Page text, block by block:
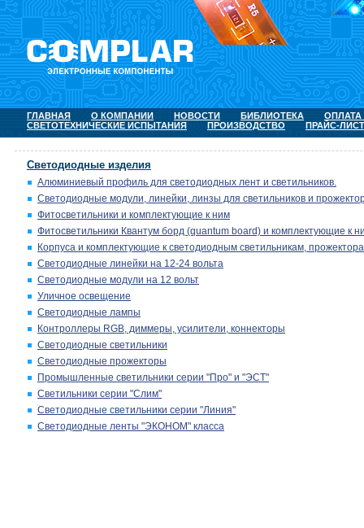
ГЛАВНАЯ О КОМПАНИИ НОВОСТИ БИБЛИОТЕКА
ОПЛАТА
СВЕТОТЕХНИЧЕСКИЕ ИСПЫТАНИЯ
ПРОИЗВОДСТВО ПРАЙС-ЛИСТ
Светодиодные изделия
Алюминиевый профиль для светодиодных лент и светильников.
Светодиодные модули, линейки, линзы для светильников и
Фитосветильники и комплектующие к ним
Фитосветильники Квантум борд (quantum board) и комплектующие к
Корпуса и комплектующие к светодиодным светильникам,
Светодиодные линейки на 12-24 вольта
Светодиодные модули на 12 вольт
Уличное освещение
Светодиодные лампы
Контроллеры RGB, диммеры, усилители, коннекторы
Светодиодные светильники
Светодиодные прожекторы
Промышленные светильники серии "Про" и "ЭСТ"
Светильники серии "Слим"
Светодиодные светильники серии "Линия"
Светодиодные ленты "ЭКОНОМ" класса